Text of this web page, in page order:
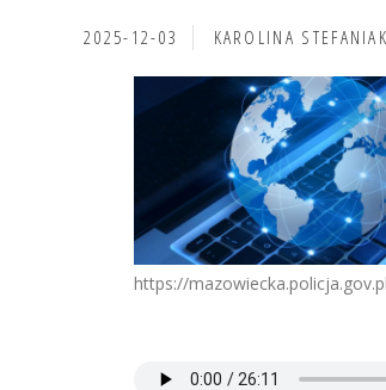
2025-12-03 KAROLINA STEFANIAK
https://mazowiecka.policja.gov.pl